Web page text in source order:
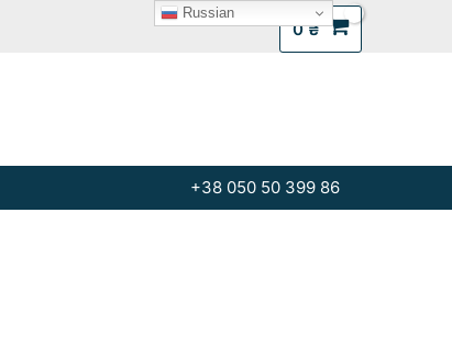
0₴
+38 050 50 399 86
Russian